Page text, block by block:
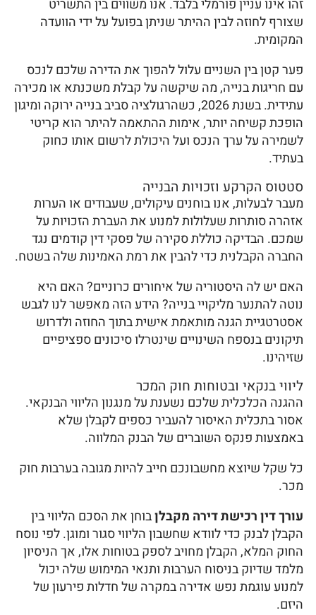
זהו אינו עניין פורמלי בלבד. אנו משווים בין התשריט
שצורף לחוזה לבין ההיתר שניתן בפועל על ידי הוועדה
המקומית.
פער קטן בין השניים עלול להפוך את הדירה שלכם לנכס
עם חריגות בנייה, מה שיקשה על קבלת משכנתא או מכירה
עתידית. בשנת 2026, כשהרגולציה סביב בנייה ירוקה ומיגון
הופכת קשיחה יותר, אימות ההתאמה להיתר הוא קריטי
לשמירה על ערך הנכס ועל היכולת לרשום אותו כחוק
בעתיד.
סטטוס הקרקע וזכויות הבנייה
מעבר לבעלות, אנו בוחנים עיקולים, שעבודים או הערות
אזהרה סותרות שעלולות למנוע את העברת הזכויות על
שמכם. הבדיקה כוללת סקירה של פסקי דין קודמים נגד
החברה הקבלנית כדי להבין את רמת האמינות שלה בשטח.
האם יש לה היסטוריה של איחורים כרוניים? האם היא
נוטה להתנער מליקויי בנייה? הידע הזה מאפשר לנו לגבש
אסטרטגיית הגנה מותאמת אישית בתוך החוזה ולדרוש
תיקונים בנספח השינויים שינטרלו סיכונים ספציפיים
שזיהינו.
ליווי בנקאי ובטוחות חוק המכר
ההגנה הכלכלית שלכם נשענת על מנגנון הליווי הבנקאי.
אסור בתכלית האיסור להעביר כספים לקבלן שלא
באמצעות פנקס השוברים של הבנק המלווה.
כל שקל שיוצא מחשבונכם חייב להיות מגובה בערבות חוק
מכר.
עורך דין רכישת דירה מקבלןבוחן את הסכם הליווי בין
הקבלן לבנק כדי לוודא שחשבון הליווי סגור ומוגן. לפי נוסח
החוק המלא, הקבלן מחויב לספק בטוחות אלו, אך הניסיון
מלמד שדיוק בניסוח הערבות ותנאי המימוש שלה יכול
למנוע עוגמת נפש אדירה במקרה של חדלות פירעון של
היזם.